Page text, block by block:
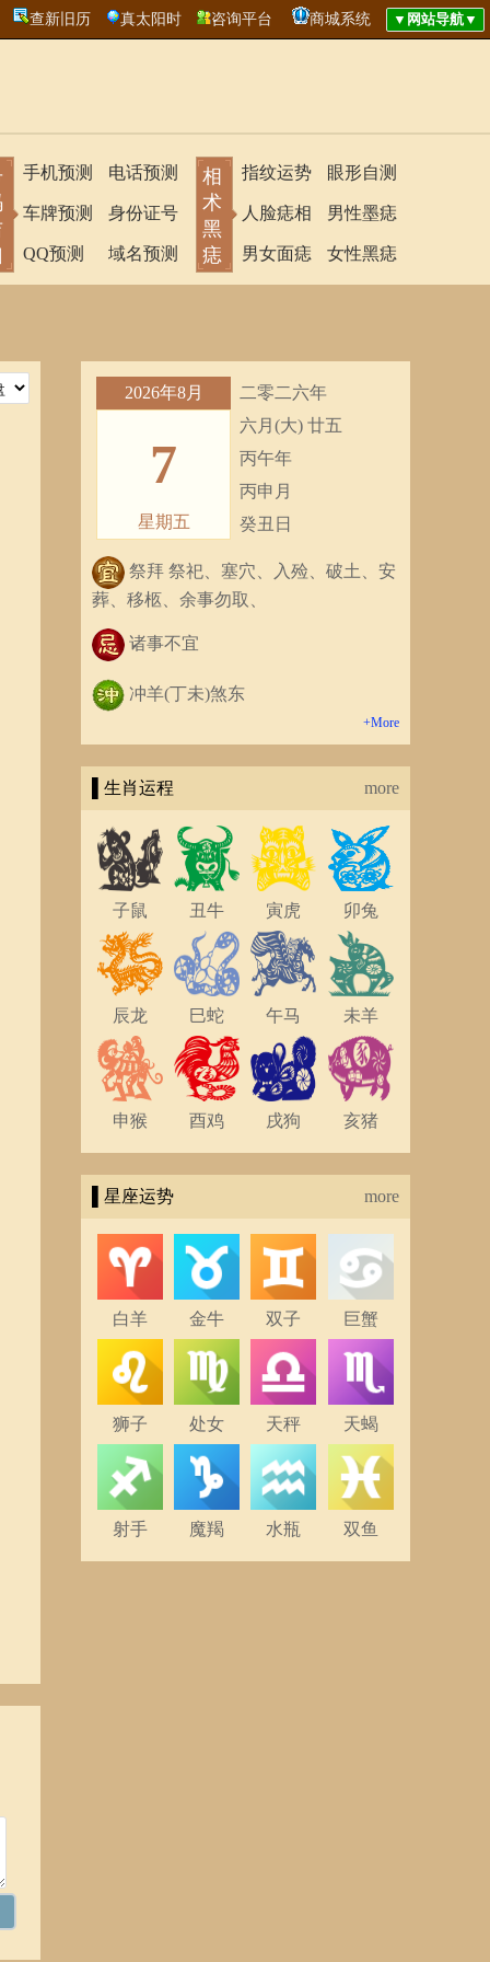
查新旧历 真太阳时 咨询平台 商城系统
手机预测
车牌预测
QQ预测
电话预测
身份证号
域名预测
相
术
黑
痣
指纹运势
人脸痣相
男女面痣
眼形自测
男性墨痣
女性黑痣
2026年8月
7
星期五
二零二六年
六月(大) 廿五
丙午年
丙申月
癸丑日
祭拜 祭祀、塞穴、入殓、破土、安
葬、移柩、余事勿取、
诸事不宜
冲羊(丁未)煞东
+More
▌生肖运程 more
子鼠 丑牛 寅虎 卯兔
辰龙 巳蛇 午马 未羊
申猴 酉鸡 戌狗 亥猪
▌星座运势 more
白羊 金牛 双子 巨蟹
狮子 处女 天秤 天蝎
射手 魔羯 水瓶 双鱼